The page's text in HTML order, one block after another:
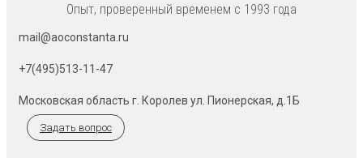
Опыт, проверенный временем с 1993 года
mail@aoconstanta.ru
+7(495)513-11-47
Московская область г. Королев ул. Пионерская, д.1Б
Задать вопрос